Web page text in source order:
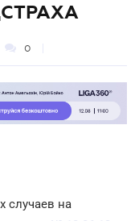
0
случаев на